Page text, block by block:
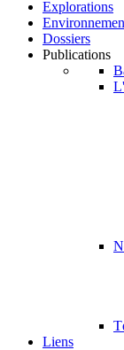
Explorations
Dossiers
Publications
Liens